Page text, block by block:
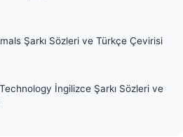
Şarkı Sözleri ve Türkçe Çevirisi
İngilizce Şarkı Sözleri ve